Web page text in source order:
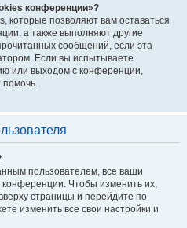
конференции»?
которые позволяют вам оставаться
а также выполняют другие
сообщений, если эта
Если вы испытываете
или выходом с конференции,
помочь.
пользователем, все ваши
конференции. Чтобы изменить их,
страницы и перейдите по
изменить все свои настройки и